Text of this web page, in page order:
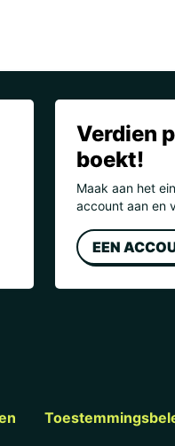
Verdien
boekt!
Maak aan het
account aan en
EEN